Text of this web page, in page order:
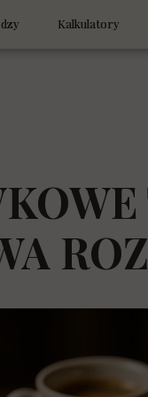
Kalkulatory
Czy to jest low
Kalkulator TDEE
Kalkulator